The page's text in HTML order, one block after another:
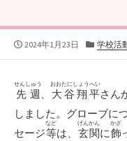
公
2024年1月23日
カ
リ
ー
学校活
先週
せんしゅう
、 大谷翔平
おおたにしょうへい
さん
しました。グローブに
セージ等
など
は、 玄関
げんかん
に飾
かざ